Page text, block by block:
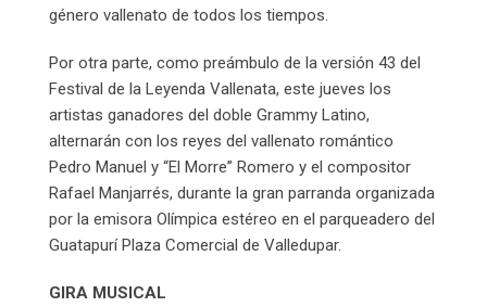
género vallenato de todos los tiempos.
Por otra parte, como preámbulo de la versión 43 del
Festival de la Leyenda Vallenata, este jueves los
artistas ganadores del doble Grammy Latino,
alternarán con los reyes del vallenato romántico
Pedro Manuel y “El Morre” Romero y el compositor
Rafael Manjarrés, durante la gran parranda organizada
por la emisora Olímpica estéreo en el parqueadero del
Guatapurí Plaza Comercial de Valledupar.
GIRA MUSICAL